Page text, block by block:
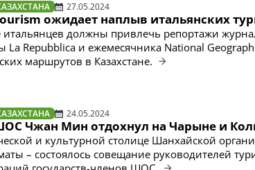
27.05.2024
ожидает наплыв итальянских
должны привлечь репортажи
La Repubblica и ежемесячника National
маршрутов в Казахстане.
24.05.2024
Чжан Мин отдохнул на Чарыне и
и культурной столице Шанхайской
– состоялось совещание руководителей